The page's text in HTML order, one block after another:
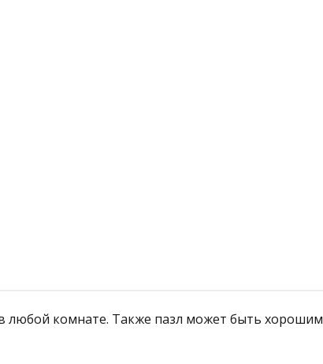
любой комнате. Также пазл может быть хорошим